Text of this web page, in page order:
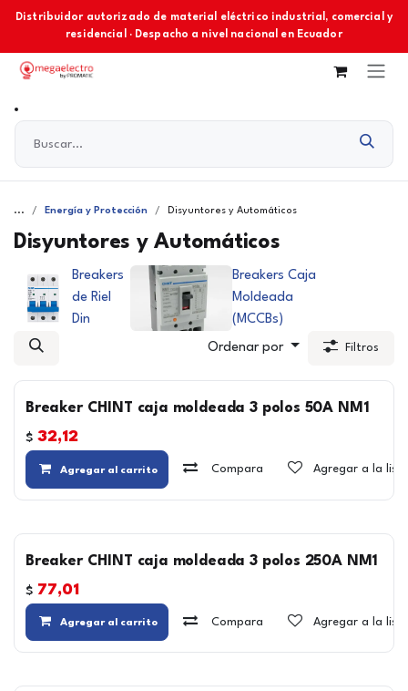
Ir al contenido
Distribuidor autorizado de material eléctrico industrial, comercial y
residencial · Despacho a nivel nacional en Ecuador
... Energía y Protección Disyuntores y Automáticos
Disyuntores y Automáticos
Breakers
de Riel
Din
Breakers Caja
Moldeada
(MCCBs)
Ordenar por Filtros
Breaker CHINT caja moldeada 3 polos 50A NM1
$ 32,12
Agregar al carrito Compara Agregar a la
Breaker CHINT caja moldeada 3 polos 250A NM1
$ 77,01
Agregar al carrito Compara Agregar a la